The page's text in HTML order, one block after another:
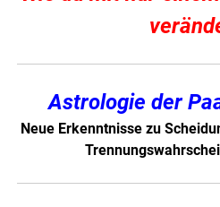
Astrologie der
Neue Erkenntnisse zu